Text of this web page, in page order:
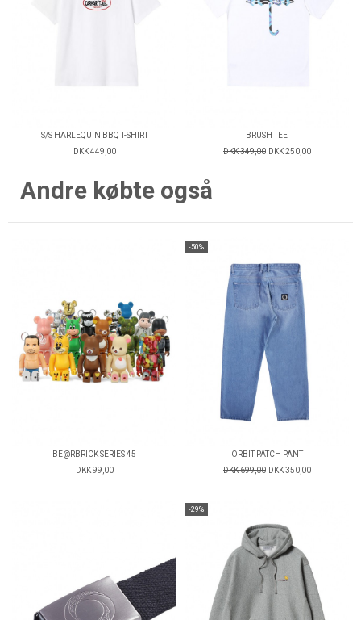
S/S HARLEQUIN BBQ T-SHIRT
DKK 449,00
BRUSH TEE
DKK 349,00 DKK 250,00
Andre købte også
BE@RBRICK SERIES 45
DKK 99,00
-50%
ORBIT PATCH PANT
DKK 699,00 DKK 350,00
-29%